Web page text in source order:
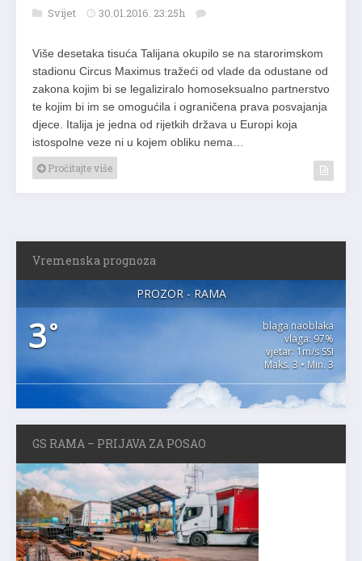
Svijet 30.01.2016. 23:25h
Više desetaka tisuća Talijana okupilo se na starorimskom
stadionu Circus Maximus tražeći od vlade da odustane od
zakona kojim bi se legaliziralo homoseksualno partnerstvo
te kojim bi im se omogućila i ograničena prava posvajanja
djece. Italija je jedna od rijetkih država u Europi koja
istospolne veze ni u kojem obliku nema…
Pročitajte više
Vremenska prognoza
PROZOR - RAMA
3°
blaga naoblaka
vlaga: 97%
vjetar: 1m/s SSI
Maks. 3 • Min. 3
GS RAMA – PRIJAVA ZA POSAO